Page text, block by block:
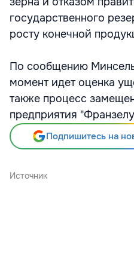
государственного
росту конечной
По сообщению
момент идет оценка
также процесс
предприятия
Подпишитесь на
Источник